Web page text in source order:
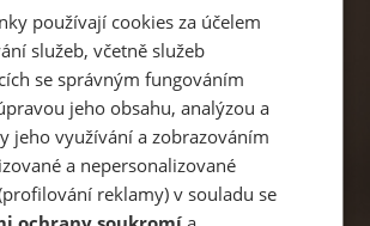
používají cookies za účelem
služeb, včetně služeb
se správným fungováním
jeho obsahu, analýzou a
jeho využívání a zobrazováním
a nepersonalizované
reklamy) v souladu se